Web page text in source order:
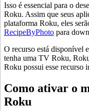
Isso é essencial para o
Roku. Assim que seus
plataforma Roku, eles
RecipeByPhoto para
O recurso está disponível
tenha uma TV Roku,
Roku possui esse recurso
Como ativar o
Roku